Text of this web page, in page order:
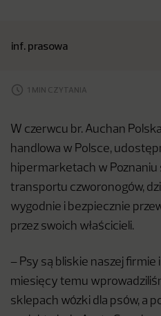
inf. prasowa
1 MIN CZYTANIA
W czerwcu br. Auchan
handlowa w Polsce,
hipermarketach w Poznaniu
transportu czworonogów,
wygodnie i bezpiecznie
przez swoich właścicieli.
– Psy są bliskie naszej firmie
miesięcy temu
sklepach wózki dla psów, a